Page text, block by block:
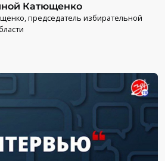
Катющенко
председатель избирательной